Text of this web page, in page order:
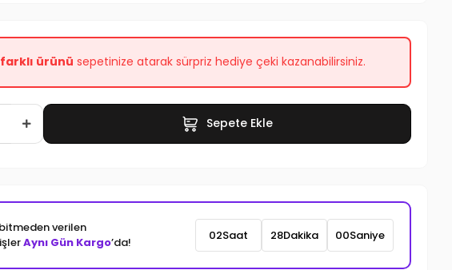
ürünü sepetinize atarak sürpriz hediye çeki kazanabilirsiniz.
Sepete Ekle
verilen
Aynı Gün Kargo’da! 02Saat 27Dakika 58Saniye